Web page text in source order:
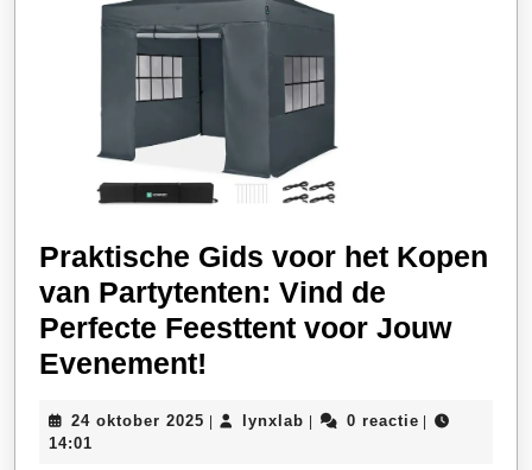
Praktische Gids voor het Kopen
van Partytenten: Vind de
Perfecte Feesttent voor Jouw
Evenement!
voor
24 oktober 2025 24
| lynxlab lynxlab
| 0 reactie |
14:01